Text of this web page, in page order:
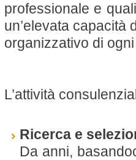
professionale e
un’elevata capacità
organizzativo di
L’attività
Ricerca e
Da anni,